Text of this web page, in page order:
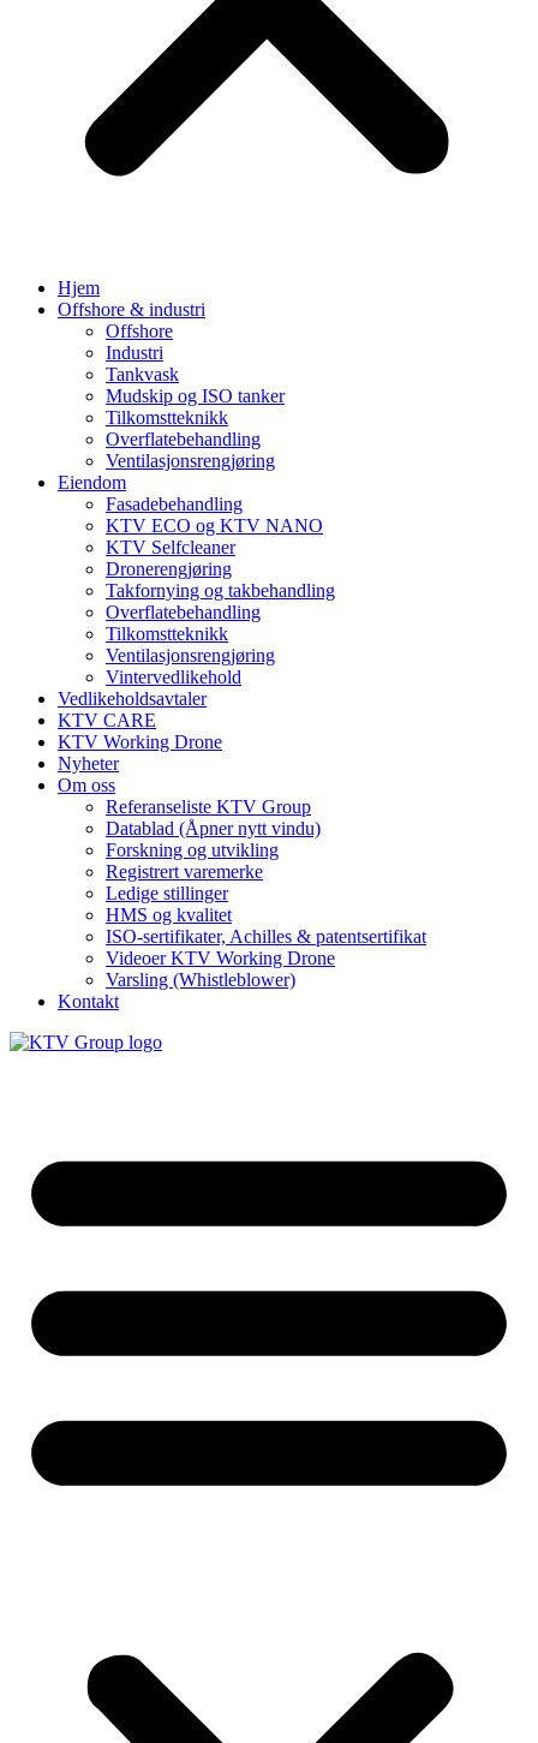
Hjem
Offshore & industri
Offshore
Industri
Tankvask
Mudskip og ISO tanker
Tilkomstteknikk
Overflatebehandling
Ventilasjonsrengjøring
Eiendom
Fasadebehandling
KTV ECO og KTV NANO
KTV Selfcleaner
Dronerengjøring
Takfornying og takbehandling
Overflatebehandling
Tilkomstteknikk
Ventilasjonsrengjøring
Vintervedlikehold
Vedlikeholdsavtaler
KTV CARE
KTV Working Drone
Nyheter
Om oss
Referanseliste KTV Group
Datablad (Åpner nytt vindu)
Forskning og utvikling
Registrert varemerke
Ledige stillinger
HMS og kvalitet
ISO-sertifikater, Achilles & patentsertifikat
Videoer KTV Working Drone
Varsling (Whistleblower)
Kontakt